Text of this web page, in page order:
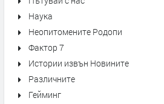
Наука
Неопитомените Родопи
Фактор 7
Истории извън Новините
Различните
Гейминг